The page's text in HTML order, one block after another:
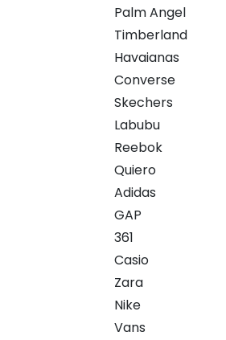
Palm Angel
Timberland
Havaianas
Converse
Skechers
Labubu
Reebok
Quiero
Adidas
GAP
361
Casio
Zara
Nike
Vans